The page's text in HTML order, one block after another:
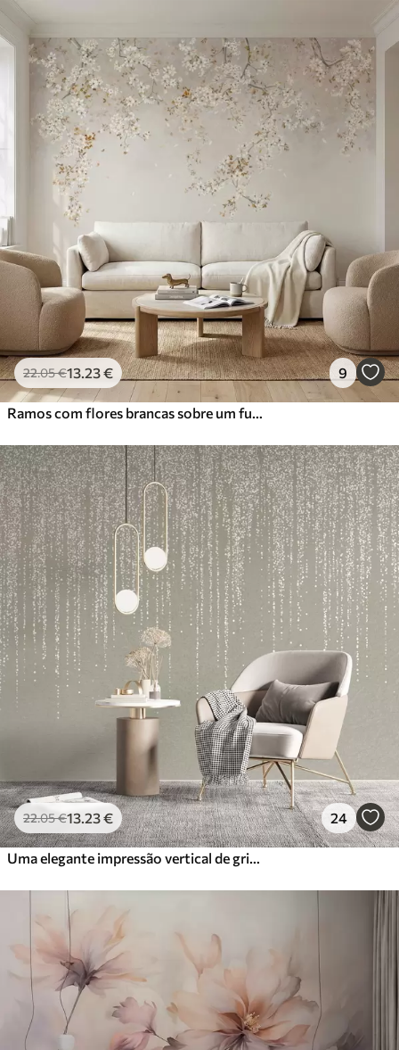
22.05€13.23€ 9
Ramos com flores brancas sobre um fundo bege suave
22.05€13.23€ 24
Uma elegante impressão vertical de grinalda pontilhada sobre um fundo bege texturado, criando uma sensação de profundidade e movimento